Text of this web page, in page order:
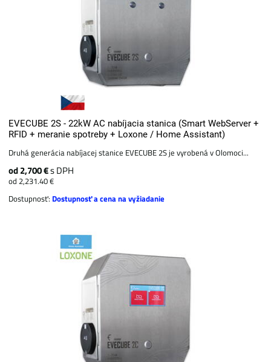
EVECUBE 2S - 22kW AC nabíjacia stanica (Smart WebServer +
RFID + meranie spotreby + Loxone / Home Assistant)
Druhá generácia nabíjacej stanice EVECUBE 2S je vyrobená v Olomoci...
od 2,700 €s DPH
od 2,231.40 €
Dostupnosť: Dostupnosť a cena na vyžiadanie